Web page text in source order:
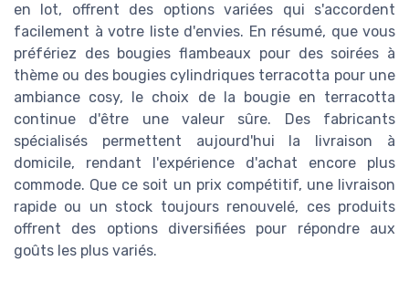
en lot, offrent des options variées qui s'accordent
facilement à votre liste d'envies. En résumé, que vous
préfériez des bougies flambeaux pour des soirées à
thème ou des bougies cylindriques terracotta pour une
ambiance cosy, le choix de la bougie en terracotta
continue d'être une valeur sûre. Des fabricants
spécialisés permettent aujourd'hui la livraison à
domicile, rendant l'expérience d'achat encore plus
commode. Que ce soit un prix compétitif, une livraison
rapide ou un stock toujours renouvelé, ces produits
offrent des options diversifiées pour répondre aux
goûts les plus variés.